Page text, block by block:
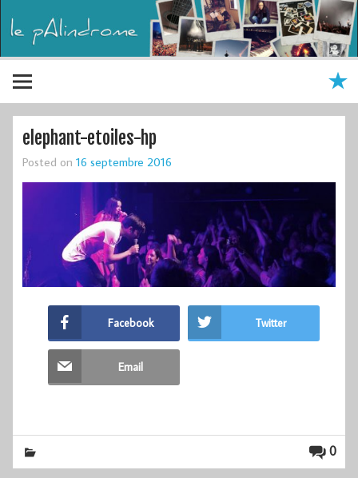
elephant-etoiles-hp
Posted on 16 septembre 2016
Facebook Twitter
Email
0